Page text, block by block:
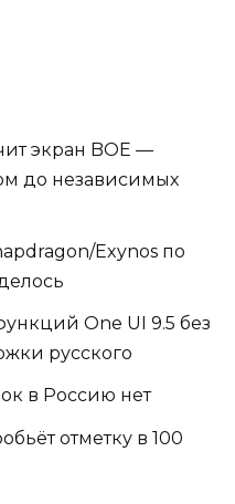
экран BOE —
до независимых
Exynos по
One UI 9.5 без
русского
в Россию нет
отметку в 100